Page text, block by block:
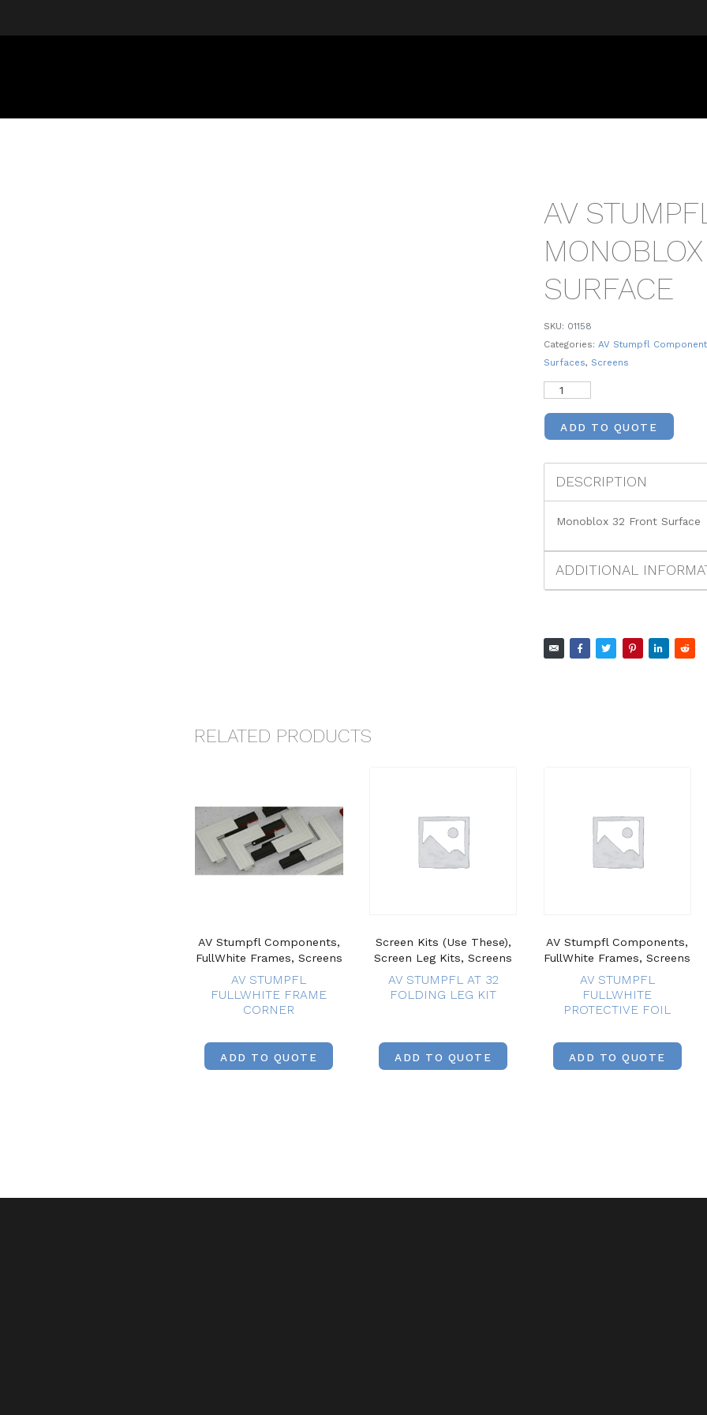
AV
SURFACE
SKU: 01158
Categories: AV Stumpfl
Surfaces, Screens
ADD TO QUOTE
DESCRIPTION
Monoblox 32 Front Surface
ADDITIONAL
RELATED PRODUCTS
AV Stumpfl Components,
FullWhite Frames, Screens
AV STUMPFL
FULLWHITE FRAME
CORNER
ADD TO QUOTE
Screen Kits (Use These),
Screen Leg Kits, Screens
AV STUMPFL AT 32
FOLDING LEG KIT
ADD TO QUOTE
AV Stumpfl Components,
FullWhite Frames, Screens
AV STUMPFL
FULLWHITE
PROTECTIVE FOIL
ADD TO QUOTE